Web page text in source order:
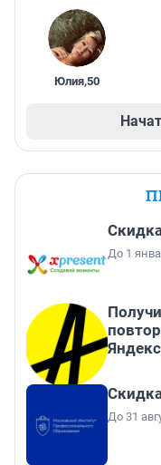
Юлия,50
До 1
До 31